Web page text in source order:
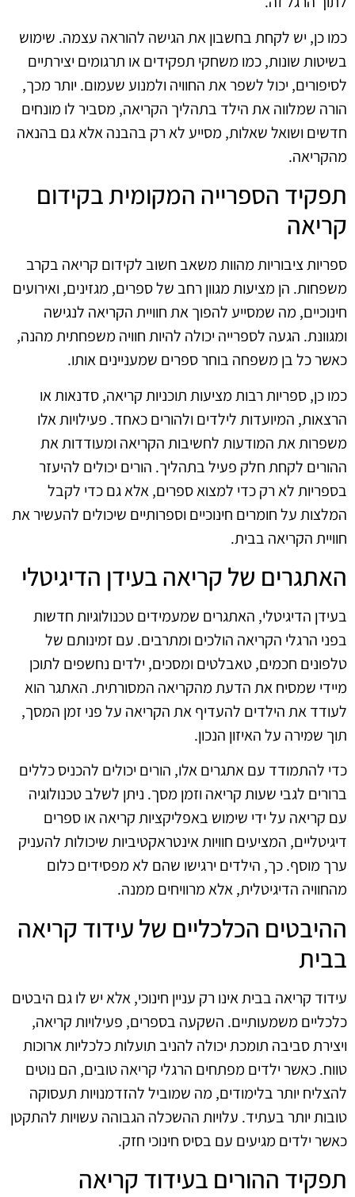
כמו כן, יש לקחת בחשבון את הגישה להוראה עצמה. שימוש
בשיטות שונות, כמו משחקי תפקידים או תרגומים יצירתיים
לסיפורים, יכול לשפר את החוויה ולמנוע שעמום. יותר מכך,
הורה שמלווה את הילד בתהליך הקריאה, מסביר לו מונחים
חדשים ושואל שאלות, מסייע לא רק בהבנה אלא גם בהנאה
מהקריאה.
תפקיד הספרייה המקומית בקידום
קריאה
ספריות ציבוריות מהוות משאב חשוב לקידום קריאה בקרב
משפחות. הן מציעות מגוון רחב של ספרים, מגזינים, ואירועים
חינוכיים, מה שמסייע להפוך את חוויית הקריאה לנגישה
ומגוונת. הגעה לספרייה יכולה להיות חוויה משפחתית מהנה,
כאשר כל בן משפחה בוחר ספרים שמעניינים אותו.
כמו כן, ספריות רבות מציעות תוכניות קריאה, סדנאות או
הרצאות, המיועדות לילדים ולהורים כאחד. פעילויות אלו
משפרות את המודעות לחשיבות הקריאה ומעודדות את
ההורים לקחת חלק פעיל בתהליך. הורים יכולים להיעזר
בספריות לא רק כדי למצוא ספרים, אלא גם כדי לקבל
המלצות על חומרים חינוכיים וספרותיים שיכולים להעשיר את
חוויית הקריאה בבית.
האתגרים של קריאה בעידן הדיגיטלי
בעידן הדיגיטלי, האתגרים שמעמידים טכנולוגיות חדשות
בפני הרגלי הקריאה הולכים ומתרבים. עם זמינותם של
טלפונים חכמים, טאבלטים ומסכים, ילדים נחשפים לתוכן
מיידי שמסיח את הדעת מהקריאה המסורתית. האתגר הוא
לעודד את הילדים להעדיף את הקריאה על פני זמן המסך,
תוך שמירה על האיזון הנכון.
כדי להתמודד עם אתגרים אלו, הורים יכולים להכניס כללים
ברורים לגבי שעות קריאה וזמן מסך. ניתן לשלב טכנולוגיה
עם קריאה על ידי שימוש באפליקציות קריאה או ספרים
דיגיטליים, המציעים חוויות אינטראקטיביות שיכולות להעניק
ערך מוסף. כך, הילדים ירגישו שהם לא מפסידים כלום
מהחוויה הדיגיטלית, אלא מרוויחים ממנה.
ההיבטים הכלכליים של עידוד קריאה
בבית
עידוד קריאה בבית אינו רק עניין חינוכי, אלא יש לו גם היבטים
כלכליים משמעותיים. השקעה בספרים, פעילויות קריאה,
ויצירת סביבה תומכת יכולה להניב תועלות כלכליות ארוכות
טווח. כאשר ילדים מפתחים הרגלי קריאה טובים, הם נוטים
להצליח יותר בלימודים, מה שמוביל להזדמנויות תעסוקה
טובות יותר בעתיד. עלויות ההשכלה הגבוהה עשויות להתקטן
כאשר ילדים מגיעים עם בסיס חינוכי חזק.
תפקיד ההורים בעידוד קריאה